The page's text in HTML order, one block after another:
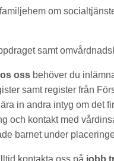
om
samt
oss behöver du
samt register från
in andra intyg om det
och kontakt med
barnet under
kontakta oss på